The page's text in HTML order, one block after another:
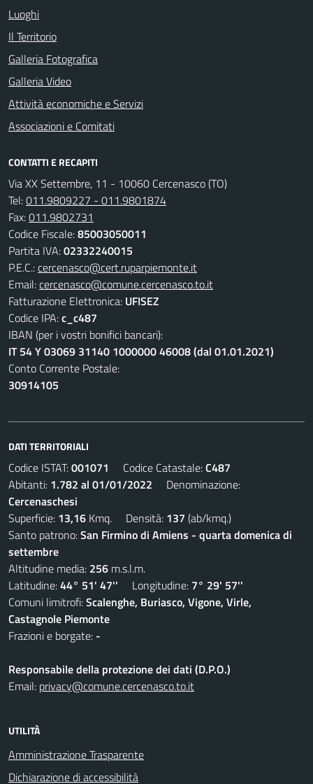
Luoghi
Il Territorio
Galleria Fotografica
Galleria Video
Attività economiche e Servizi
Associazioni e Comitati
CONTATTI E RECAPITI
Via XX Settembre, 11 - 10060 Cercenasco (TO)
Tel:011.9809227 - 011.9801874
Fax:011.9802731
Codice Fiscale:85003050011
Partita IVA:02332240015
P.E.C.:cercenasco@cert.ruparpiemonte.it
Email:cercenasco@comune.cercenasco.to.it
Fatturazione Elettronica: UFISEZ
Codice IPA:c_c487
IBAN (per i vostri bonifici bancari):
IT 54 Y 03069 31140 1000000 46008 (dal 01.01.2021)
Conto Corrente Postale:
30914105
DATI TERRITORIALI
Codice ISTAT:001071 Codice Catastale:C487
Abitanti: 1.782 al 01/01/2022 Denominazione:
Cercenaschesi
Superficie: 13,16 Kmq. Densità: 137 (ab/kmq.)
Santo patrono:San Firmino di Amiens - quarta domenica di
settembre
Altitudine media: 256 m.s.l.m.
Latitudine:44° 51' 47'' Longitudine: 7° 29' 57''
Comuni limitrofi:Scalenghe, Buriasco, Vigone, Virle,
Castagnole Piemonte
Frazioni e borgate: -
Responsabile della protezione dei dati (D.P.O.)
Email: privacy@comune.cercenasco.to.it
UTILITÀ
Amministrazione Trasparente
Dichiarazione di accessibilità